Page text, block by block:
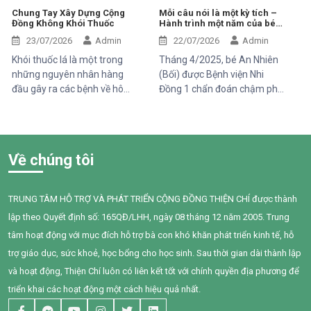
trình phát triển chậm hơn so
với các bạn cùng trang lứa.
Những điều tưởng như rất
bình thường đối với một đứa
trẻ lại là những cột mốc đầy
gian nan đối với em.
Chung Tay Xây Dựng Cộng
Đồng Không Khói Thuốc
23/07/2026
Admin
Khói thuốc lá là một trong
những nguyên nhân hàng
đầu gây ra các bệnh về hô
người hút thuốc bị ảnh hưởng
đặc biệt là trẻ em, phụ nữ
mang thai và người cao tuổi,
cũng phải đối mặt với nhiều
nguy cơ sức khỏe do hít phải
khói thuốc thụ động.
Mỗi câu nói là một kỳ tích –
Hành trình một năm của bé
An Nhiên (Bối)
22/07/2026 Admin
Tháng 4/2025, bé An Nhiên
(Bối) được Bệnh viện Nhi
Đồng 1 chẩn đoán chậm phát
gặp nhiều khó khăn trong
đồng hành tận tâm của các
cô giáo, sự kiên trì của gia
đình và nỗ lực không ngừng
của chính Bối, em đã có
những bước tiến đầy tự hào.
Về chúng tôi
TRUNG TÂM HỖ TRỢ VÀ PHÁT TRIỂN CỘNG ĐỒNG THIỆN CHÍ được thành
lập theo Quyết định số: 165QĐ/LHH, ngày 08 tháng 12 năm 2005. Trung
tâm hoạt động với mục đích hỗ trợ bà con khó khăn phát triển kinh tế, hỗ
trợ giáo dục, sức khoẻ, học bổng cho học sinh. Sau thời gian dài thành lập
và hoạt động, Thiện Chí luôn có liên kết tốt với chính quyền địa phương để
triển khai các hoạt động một cách hiệu quả nhất.